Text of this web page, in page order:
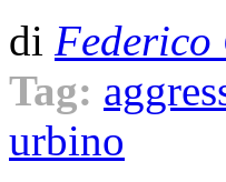
di Federico
Tag:
urbino